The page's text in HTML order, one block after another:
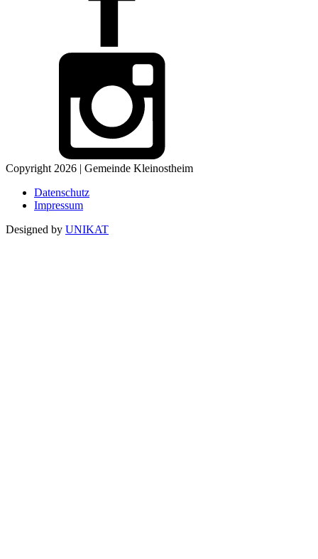
Copyright 2026 | Gemeinde Kleinostheim
Datenschutz
Impressum
Designed by UNIKAT